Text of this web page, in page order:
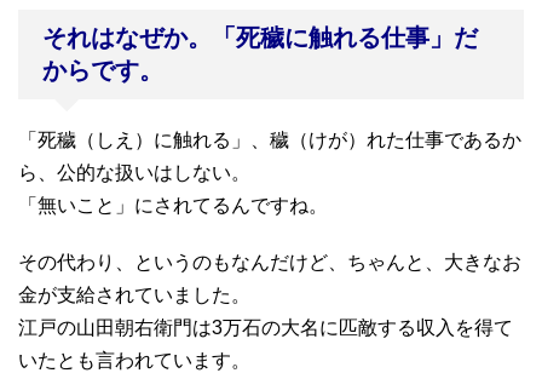
それはなぜか。「死穢に触れる仕事」だ
からです。
「死穢（しえ）に触れる」、穢（けが）れた仕事であるか
ら、公的な扱いはしない。
「無いこと」にされてるんですね。
その代わり、というのもなんだけど、ちゃんと、大きなお
金が支給されていました。
江戸の山田朝右衛門は3万石の大名に匹敵する収入を得て
いたとも言われています。